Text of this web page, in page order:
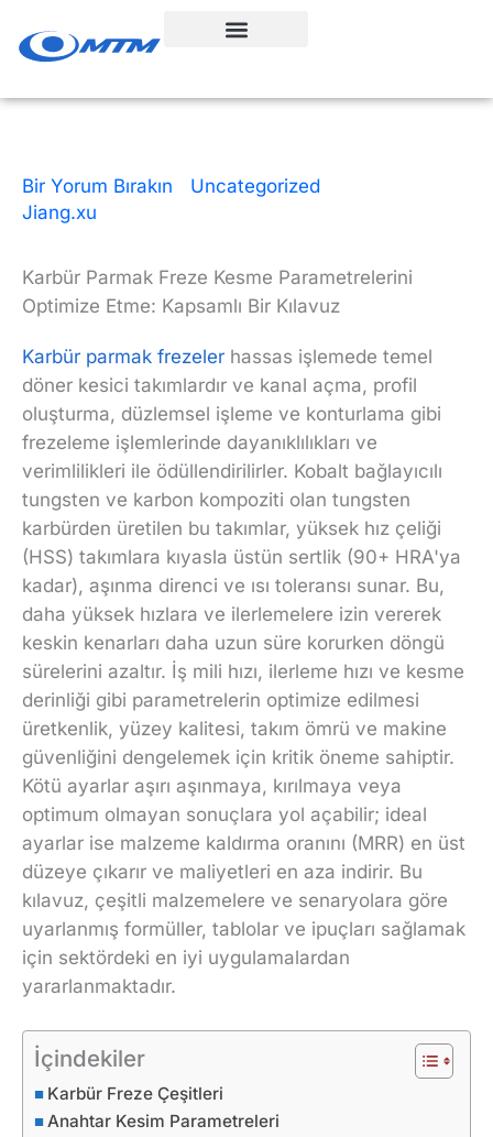
geç
Bir Yorum Bırakın Uncategorized
Jiang.xu
Karbür Parmak Freze Kesme Parametrelerini
Optimize Etme: Kapsamlı Bir Kılavuz
Karbür parmak frezeler hassas işlemede temel
döner kesici takımlardır ve kanal açma, profil
oluşturma, düzlemsel işleme ve konturlama gibi
frezeleme işlemlerinde dayanıklılıkları ve
verimlilikleri ile ödüllendirilirler. Kobalt bağlayıcılı
tungsten ve karbon kompoziti olan tungsten
karbürden üretilen bu takımlar, yüksek hız çeliği
(HSS) takımlara kıyasla üstün sertlik (90+ HRA'ya
kadar), aşınma direnci ve ısı toleransı sunar. Bu,
daha yüksek hızlara ve ilerlemelere izin vererek
keskin kenarları daha uzun süre korurken döngü
sürelerini azaltır. İş mili hızı, ilerleme hızı ve kesme
derinliği gibi parametrelerin optimize edilmesi
üretkenlik, yüzey kalitesi, takım ömrü ve makine
güvenliğini dengelemek için kritik öneme sahiptir.
Kötü ayarlar aşırı aşınmaya, kırılmaya veya
optimum olmayan sonuçlara yol açabilir; ideal
ayarlar ise malzeme kaldırma oranını (MRR) en üst
düzeye çıkarır ve maliyetleri en aza indirir. Bu
kılavuz, çeşitli malzemelere ve senaryolara göre
uyarlanmış formüller, tablolar ve ipuçları sağlamak
için sektördeki en iyi uygulamalardan
yararlanmaktadır.
İçindekiler
Karbür Freze Çeşitleri
Anahtar Kesim Parametreleri